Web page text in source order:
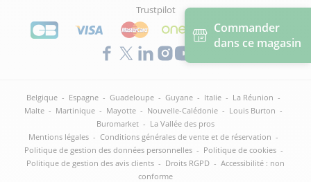
Commander
dans ce magasin
Trustpilot
Belgique - Espagne - Guadeloupe - Guyane - Italie - La Réunion -
Malte - Martinique - Mayotte - Nouvelle-Calédonie - Louis Burton -
Buromarket - La Vallée des pros
Mentions légales - Conditions générales de vente et de réservation -
Politique de gestion des données personnelles - Politique de cookies -
Politique de gestion des avis clients - Droits RGPD - Accessibilité : non
conforme